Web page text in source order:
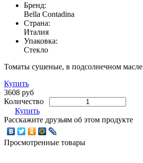
Бренд:
Bella Contadina
Страна:
Италия
Упаковка:
Стекло
Томаты сушеные, в подсолнечном масле
Купить
3608 руб
Количество
Купить
Расскажите друзьям об этом продукте
Просмотренные товары